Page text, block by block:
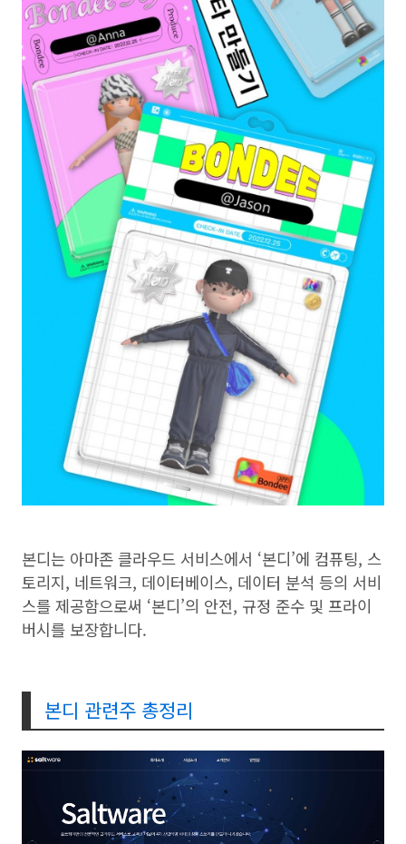
본디는 아마존 클라우드 서비스에서 ‘본디’에 컴퓨팅, 스
토리지, 네트워크, 데이터베이스, 데이터 분석 등의 서비
스를 제공함으로써 ‘본디’의 안전, 규정 준수 및 프라이
버시를 보장합니다.
본디 관련주 총정리